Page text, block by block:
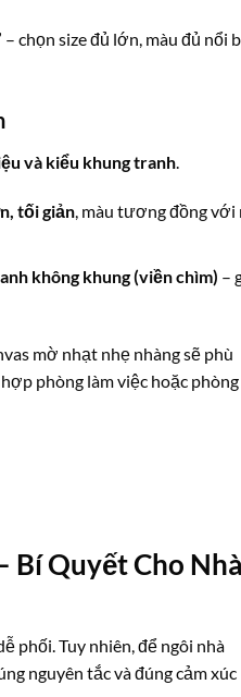
– chọn size đủ lớn, màu đủ nổi
và kiểu khung tranh
tối giản, màu tương đồng với
không khung (viền chìm) –
mờ nhạt nhẹ nhàng sẽ phù
phòng làm việc hoặc phòng
Bí Quyết Cho Nhà
phối. Tuy nhiên, để ngôi nhà
nguyên tắc và đúng cảm xúc